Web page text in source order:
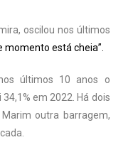
oscilou nos últimos
momento está cheia”.
últimos 10 anos o
em 2022. Há dois
outra barragem,